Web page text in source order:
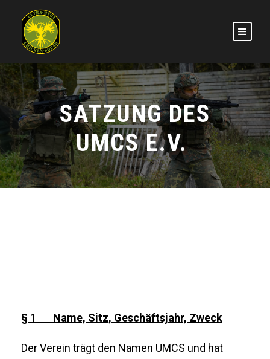
SATZUNG DES
UMCS E.V.
§ 1 Name, Sitz, Geschäftsjahr, Zweck
Der Verein trägt den Namen UMCS und hat